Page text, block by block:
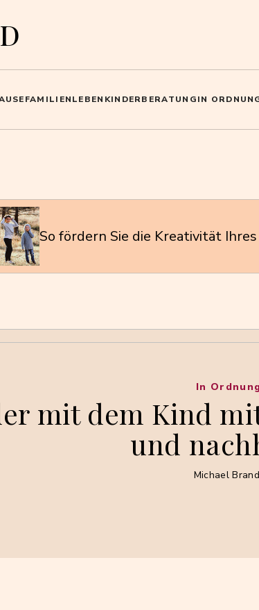
FAMILIENLEBEN KINDERBERATUNGIN
So fördern Sie die Kreativität
mit dem Kind
und
In
Michael